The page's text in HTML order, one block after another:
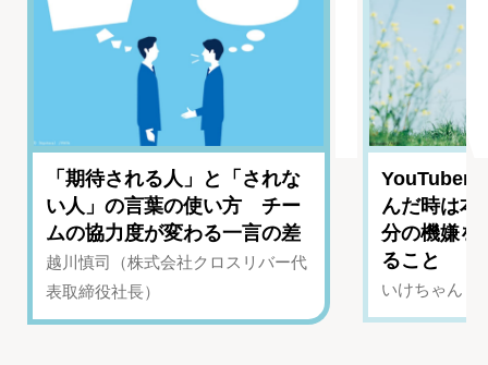
「期待される人」と「されな
い人」の言葉の使い方 チー
ムの協力度が変わる一言の差
越川慎司（株式会社クロスリバー代
表取締役社長）
YouTuber
んだ時は
分の機嫌を
ること
いけちゃん（